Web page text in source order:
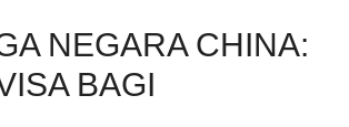
NEGARA CHINA:
BAGI